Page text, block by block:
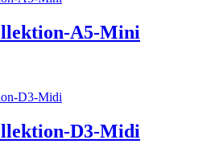
A5-Mini
D3-Midi